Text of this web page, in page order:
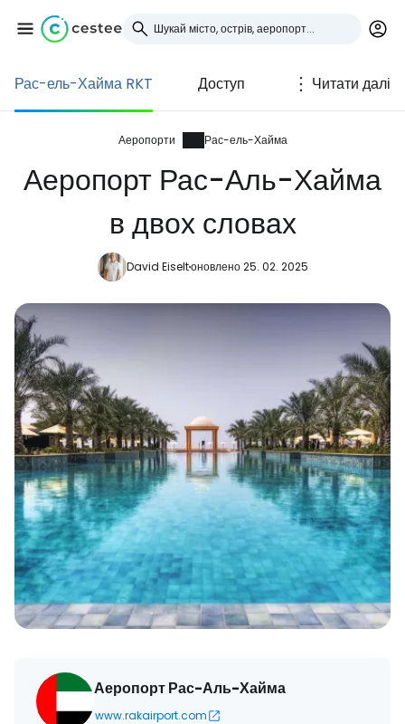
Рас-ель-Хайма RKT Доступ Читати далі
Аеропорти Рас-ель-Хайма
Аеропорт Рас-Аль-Хайма
в двох словах
David Eiseltоновлено 25. 02. 2025
Аеропорт Рас-Аль-Хайма
www.rakairport.com
Увійдіть до Cestee
... світова туристична спільнота
Продовжуйте у Facebook